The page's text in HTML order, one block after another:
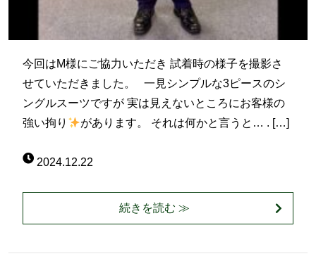
今回はM様にご協力いただき 試着時の様子を撮影さ
せていただきました。 一見シンプルな3ピースのシ
ングルスーツですが 実は見えないところにお客様の
強い拘り
があります。 それは何かと言うと… . […]
2024.12.22
続きを読む ≫